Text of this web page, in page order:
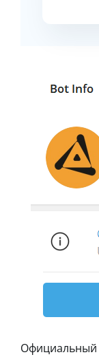
Официальный